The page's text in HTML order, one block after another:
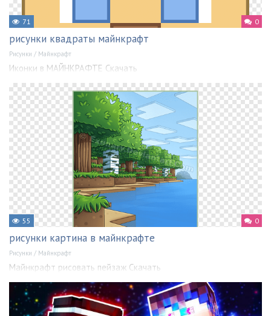
71 0
рисунки квадраты майнкрафт
Рисунки / Майнкрафт
Иконки в МАЙНКРАФТЕ Скачать
55 0
рисунки картина в майнкрафте
Рисунки / Майнкрафт
Майнкрафт рисовать пейзаж Скачать